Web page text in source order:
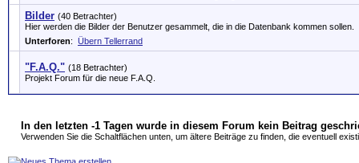
Bilder (40 Betrachter)
Hier werden die Bilder der Benutzer gesammelt, die in die Datenbank kommen sollen.
Unterforen: Übern Tellerrand
"F.A.Q." (18 Betrachter)
Projekt Forum für die neue F.A.Q.
In den letzten -1 Tagen wurde in diesem Forum kein Beitrag
Verwenden Sie die Schaltflächen unten, um ältere Beiträge zu finden, die eventuell